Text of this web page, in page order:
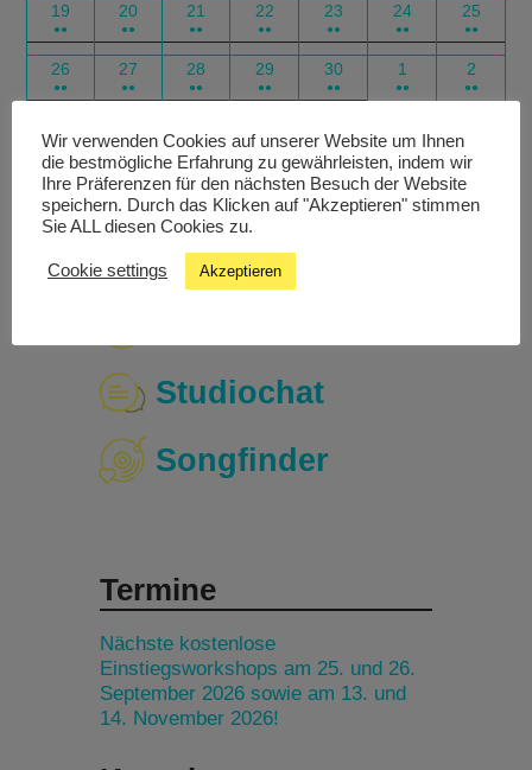
19
●●
20
●●
21
●●
22
●●
23
●●
24
●●
25
●●
26
●●
27
●●
28
●●
29
●●
30
●●
1
●●
2
●●
Subscribe
in
Google
Subscribe
in
Outlook
Export
for
Google
Export
for
Outlook
Studiochat
Songfinder
Termine
Nächste kostenlose
Einstiegsworkshops am 25. und 26.
September 2026 sowie am 13. und
14. November 2026!
Wir verwenden Cookies auf unserer Website um Ihnen
die bestmögliche Erfahrung zu gewährleisten, indem wir
Ihre Präferenzen für den nächsten Besuch der Website
speichern. Durch das Klicken auf "Akzeptieren" stimmen
Sie ALL diesen Cookies zu.
Cookie settings Akzeptieren